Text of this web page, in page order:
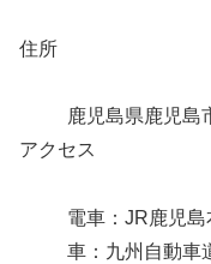
住所
鹿児島県鹿児島
アクセス
電車：JR鹿児
車：九州自動車